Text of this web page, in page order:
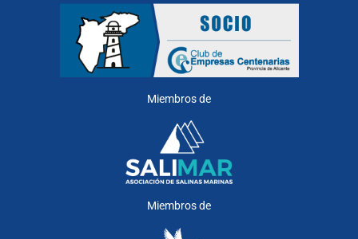
Miembros de
Miembros de